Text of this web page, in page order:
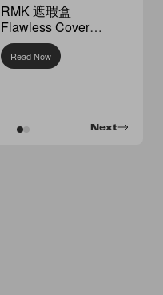
RMK 遮瑕盒
Flawless Cover
Concealer
Read Now
Next